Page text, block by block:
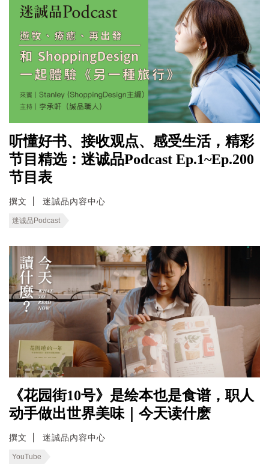
听懂好书、接收观点、感受生活，精彩
节目精选：迷诚品Podcast Ep.1~Ep.200
节目表
撰文 迷誠品內容中心
迷诚品Podcast
《花园街10号》是绘本也是食谱，职人
动手做出世界美味｜今天读什麽
撰文 迷誠品內容中心
YouTube